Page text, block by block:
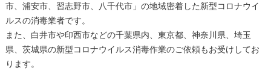
市、浦安市、習志野市、八千代市」の地域密着した新型コロナウイ
ルスの消毒業者です。
また、白井市や印西市などの千葉県内、東京都、神奈川県、埼玉
県、茨城県の新型コロナウイルス消毒作業のご依頼もお受けしてお
ります。